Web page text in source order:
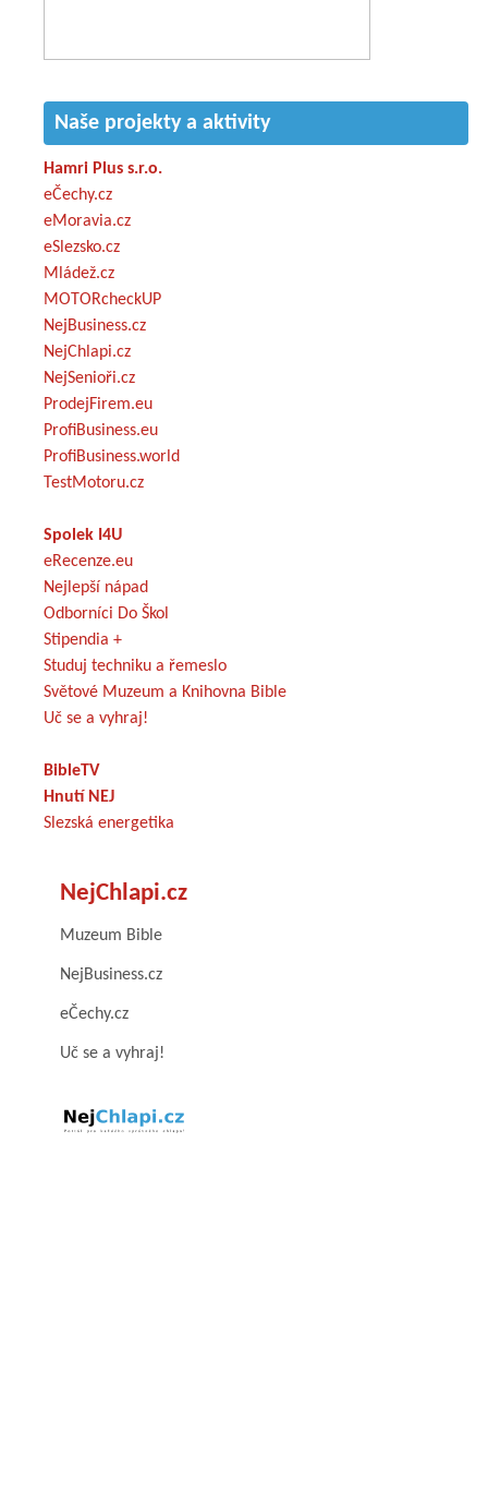
Naše projekty a aktivity
Hamri Plus s.r.o.
eČechy.cz
eMoravia.cz
eSlezsko.cz
Mládež.cz
MOTORcheckUP
NejBusiness.cz
NejChlapi.cz
NejSenioři.cz
ProdejFirem.eu
ProfiBusiness.eu
ProfiBusiness.world
TestMotoru.cz
Spolek I4U
eRecenze.eu
Nejlepší nápad
Odborníci Do Škol
Stipendia +
Studuj techniku a řemeslo
Světové Muzeum a Knihovna Bible
Uč se a vyhraj!
BibleTV
Hnutí NEJ
Slezská energetika
NejChlapi.cz
Muzeum Bible
NejBusiness.cz
eČechy.cz
Uč se a vyhraj!